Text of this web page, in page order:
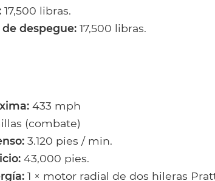
17,500 libras.
despegue:17,500 libras.
433 mph
(combate)
3.120 pies / min.
43,000 pies.
1 × motor radial de dos hileras